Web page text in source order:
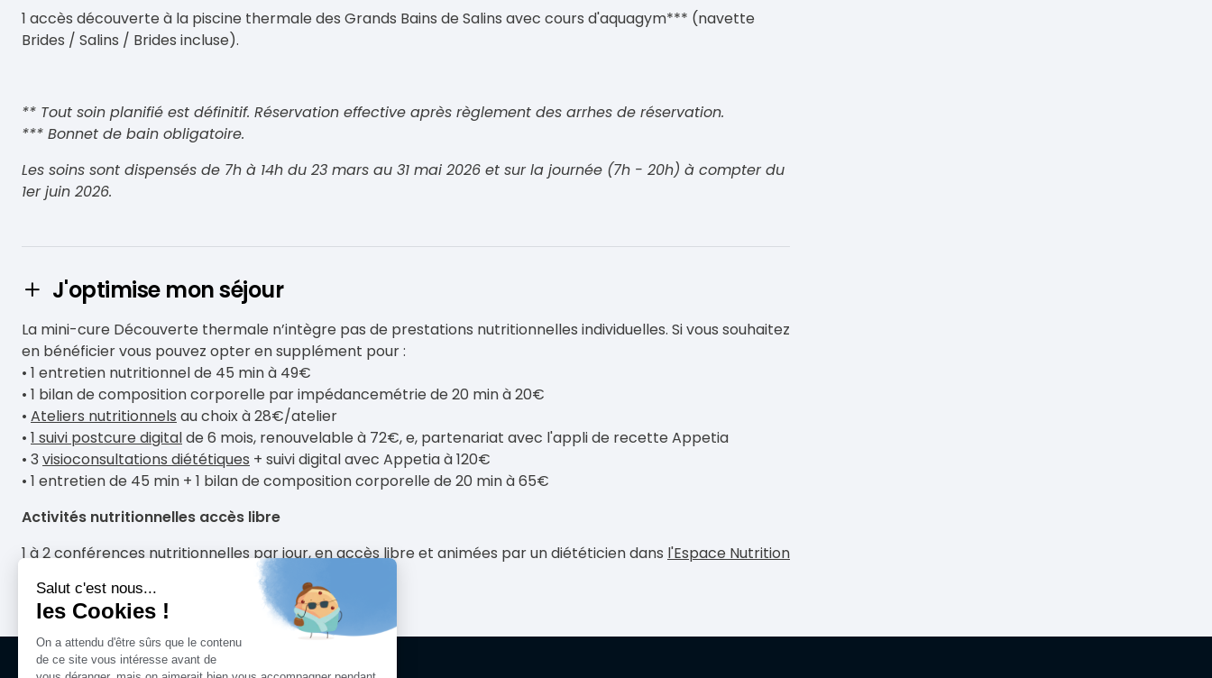
1 accès découverte à la piscine thermale des Grands Bains de Salins avec cours d'aquagym*** (navette
Brides / Salins / Brides incluse).
** Tout soin planifié est définitif. Réservation effective après règlement des arrhes de réservation.
*** Bonnet de bain obligatoire.
Les soins sont dispensés de 7h à 14h du 23 mars au 31 mai 2026 et sur la journée (7h - 20h) à compter du
1er juin 2026.
J'optimise mon séjour
La mini-cure Découverte thermale n’intègre pas de prestations nutritionnelles individuelles. Si vous souhaitez
en bénéficier vous pouvez opter en supplément pour :
• 1 entretien nutritionnel de 45 min à 49€
• 1 bilan de composition corporelle par impédancemétrie de 20 min à 20€
• Ateliers nutritionnels au choix à 28€/atelier
• 1 suivi postcure digitalde 6 mois, renouvelable à 72€, e, partenariat avec l'appli de recette Appetia
• 3 visioconsultations diététiques + suivi digital avec Appetia à 120€
• 1 entretien de 45 min + 1 bilan de composition corporelle de 20 min à 65€
Activités nutritionnelles accès libre
1 à 2 conférences nutritionnelles par jour, en accès libre et animées par un diététicien dans l'Espace Nutrition